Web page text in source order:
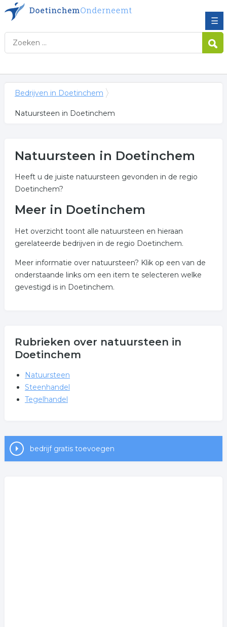
☰
Bedrijven in Doetinchem
Natuursteen in Doetinchem
Natuursteen in Doetinchem
Heeft u de juiste natuursteen gevonden in de regio
Doetinchem?
Meer in Doetinchem
Het overzicht toont alle natuursteen en hieraan
gerelateerde bedrijven in de regio Doetinchem.
Meer informatie over natuursteen? Klik op een van de
onderstaande links om een item te selecteren welke
gevestigd is in Doetinchem.
Rubrieken over natuursteen in
Doetinchem
Natuursteen
Steenhandel
Tegelhandel
bedrijf gratis toevoegen